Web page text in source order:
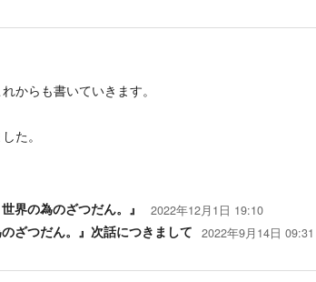
からも書いていきます。
た。
界の為のざつだん。』 2022年12月1日 19:10
ざつだん。』次話につきまして 2022年9月14日 09:31